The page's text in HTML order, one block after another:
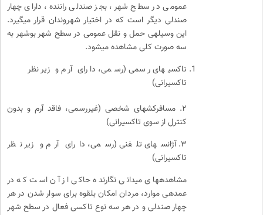
عمومی در سطح شهر، بجز صندلی راننده، دارای چهار
صندلی دیگر است که در اختیار شهروندان قرار می­گیرد.
این وسیله­ی حمل و نقل عمومی در سطح شهر بوشهر به
سه صورت کلی مشاهده می­شود.
تاکسی­های رسمی (رسمی، دارای آرم و زیر نظر
تاکسیرانی)
۲. مسافرکش­های شخصی (غیررسمی، فاقد آرم و بدون
کنترل از سوی تاکسیرانی)
۳. آژانس­های تلفنی (رسمی، دارای آرم و زیر نظر
تاکسیرانی)
مشاهده­های میدانی نگارنده حاکی از آن است که در
عمده­ی موارد، مردان امکان بلقوه برای سوار شدن در هر
چهار صندلی و در هر سه نوع تاکسی فعال در سطح شهر